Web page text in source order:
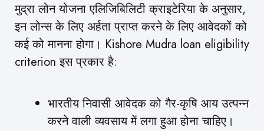
मुद्रा लोन योजना एलिजिबिलिटी क्राइटेरिया के अनुसार,
इन लोन्स के लिए अर्हता प्राप्त करने के लिए आवेदकों को
कई को मानना होगा। Kishore Mudra loan eligibility
criterion इस प्रकार है:
भारतीय निवासी आवेदक को गैर-कृषि आय उत्पन्न
करने वाली व्यवसाय में लगा हुआ होना चाहिए।